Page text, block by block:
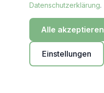
Datenschutzerklärung.
Alle akzeptieren
Einstellungen